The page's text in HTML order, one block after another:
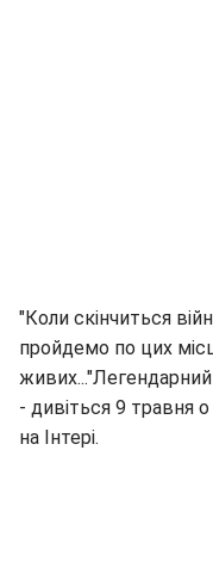
"Коли скінчиться
пройдемо по цих
- дивіться 9 травня
на Інтері.